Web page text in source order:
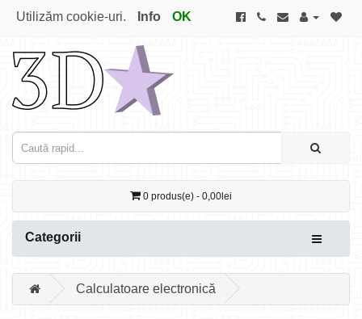
Utilizăm cookie-uri. Info OK
0 produs(e) - 0,00lei
Categorii
Calculatoare electronică